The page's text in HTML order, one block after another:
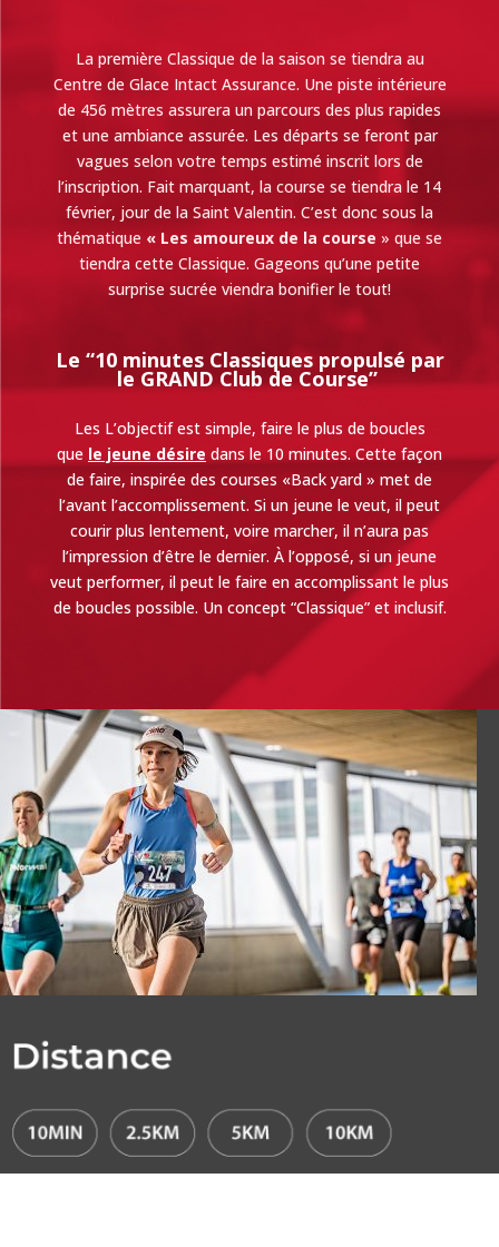
La première Classique de la saison se tiendra au
Centre de Glace Intact Assurance. Une piste intérieure
de 456 mètres assurera un parcours des plus rapides
et une ambiance assurée. Les départs se feront par
vagues selon votre temps estimé inscrit lors de
l’inscription. Fait marquant, la course se tiendra le 14
février, jour de la Saint Valentin. C’est donc sous la
thématique « Les amoureux de la course » que se
tiendra cette Classique. Gageons qu’une petite
surprise sucrée viendra bonifier le tout!
Le “10 minutes Classiques propulsé par
le GRAND Club de Course”
Les L’objectif est simple, faire le plus de boucles
que le jeune désire dans le 10 minutes. Cette façon
de faire, inspirée des courses «Back yard » met de
l’avant l’accomplissement. Si un jeune le veut, il peut
courir plus lentement, voire marcher, il n’aura pas
l’impression d’être le dernier. À l’opposé, si un jeune
veut performer, il peut le faire en accomplissant le plus
de boucles possible. Un concept “Classique” et inclusif.